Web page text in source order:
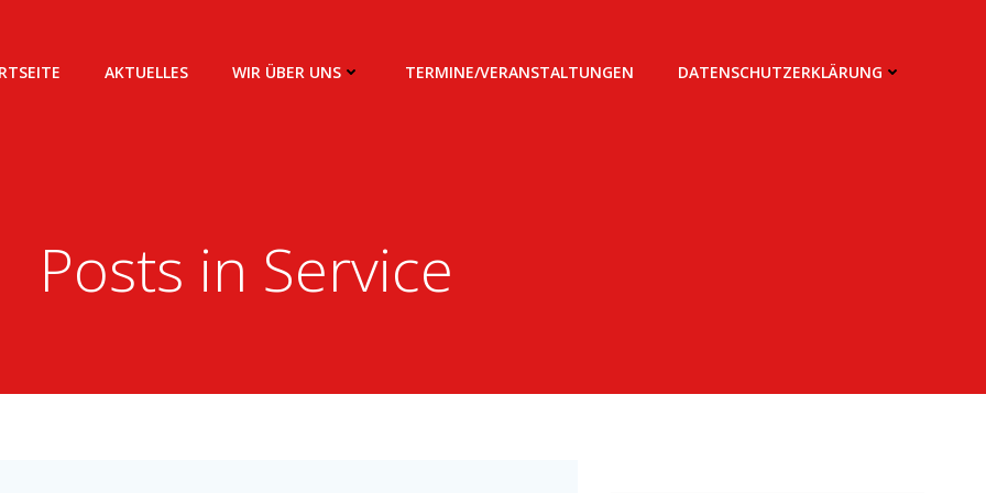
AKTUELLES WIR ÜBER UNS TERMINE/VERANSTALTUNGEN DATENSCHUTZERKLÄRUNG
Posts in Service